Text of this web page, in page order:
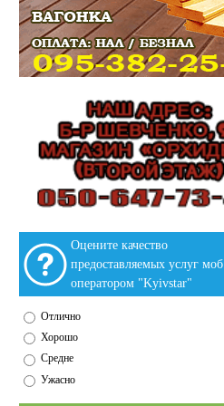
Оцените качество
предоставляемых услуг моб.
оператором "Kyivstar"
Отлично
Хорошо
Средне
Ужасно